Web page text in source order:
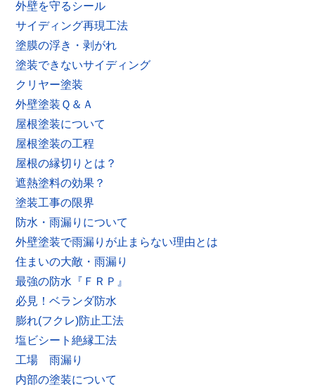
外壁を守るシール
サイディング再現工法
塗膜の浮き・剥がれ
塗装できないサイディング
クリヤー塗装
外壁塗装Ｑ＆Ａ
屋根塗装について
屋根塗装の工程
屋根の縁切りとは？
遮熱塗料の効果？
塗装工事の限界
防水・雨漏りについて
外壁塗装で雨漏りが止まらない理由とは
住まいの大敵・雨漏り
最強の防水『ＦＲＰ』
必見！ベランダ防水
膨れ(フクレ)防止工法
塩ビシート絶縁工法
工場 雨漏り
内部の塗装について